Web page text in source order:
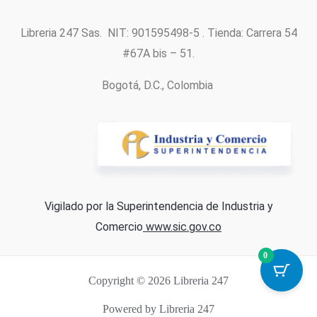
Libreria 247 Sas. NIT: 901595498-5 . Tienda: Carrera 54
#67A bis – 51.
Bogotá, D.C., Colombia
Vigilado por la Superintendencia de Industria y
Comercio www.sic.gov.co
Copyright © 2026 Libreria 247
Powered by Libreria 247
0